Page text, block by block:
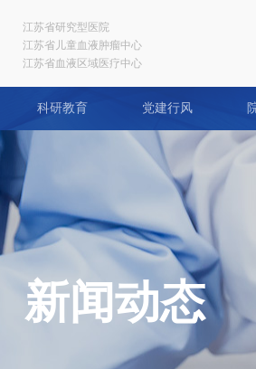
江苏省研究型医院
江苏省儿童血液肿瘤中心
江苏省血液区域医疗中心
科研教育 党建行风
新闻动态